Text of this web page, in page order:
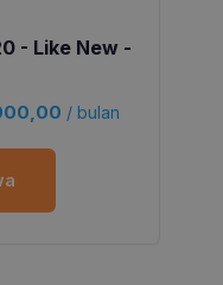
- Like New -
/ bulan